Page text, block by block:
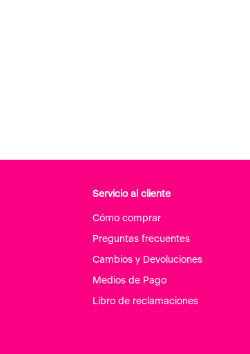
Servicio al cliente
Cómo comprar
Preguntas frecuentes
Cambios y Devoluciones
Medios de Pago
Libro de reclamaciones